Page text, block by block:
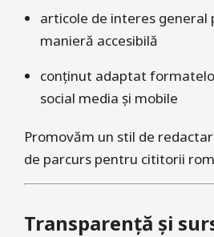
articole de interes
manieră accesibilă
conținut adaptat
social media și mobile
Promovăm un stil de
de parcurs pentru cititorii
Transparență și